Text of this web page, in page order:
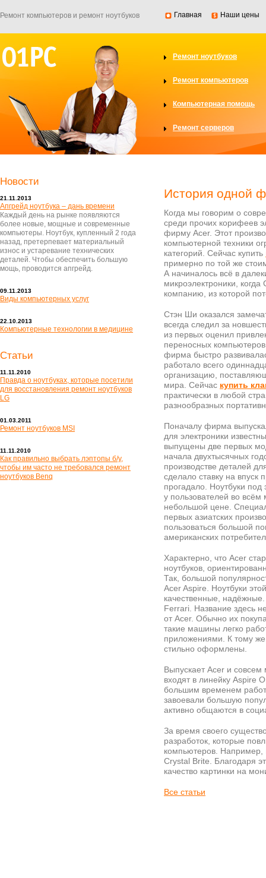
Ремонт компьютеров и ремонт ноутбуков Главная Наши цены
Ремонт ноутбуков
Ремонт компьютеров
Компьютерная помощь
Ремонт серверов
История одной
Когда мы говорим о
среди прочих корифеев
фирму Acer. Этот
компьютерной техники
категорий. Сейчас купить
примерно по той же
А начиналось всё в
микроэлектроники,
компанию, из которой
Стэн Ши оказался
всегда следил за
из первых оценил
переносных
фирма быстро
работало всего
организацию,
мира. Сейчас купить
практически в любой
разнообразных
Поначалу фирма
для электроники
выпущены две первых
начала двухтысячных
производстве деталей
сделало ставку на
прогадало. Ноутбуки под
у пользователей во всём
небольшой цене.
первых азиатских
пользоваться большой
американских
Характерно, что Acer
ноутбуков,
Так, большой
Acer Aspire. Ноутбуки
качественные,
Ferrari. Название здесь
от Acer. Обычно их
такие машины легко
приложениями. К тому
стильно оформлены.
Выпускает Acer и
входят в линейку Aspire
большим временем
завоевали большую
активно общаются в
За время своего
разработок, которые
компьютеров. Например,
Crystal Brite. Благодаря
качество картинки на
Все статьи
Новости
21.11.2013
Апгрейд ноутбука – дань времени
Каждый день на рынке появляются
более новые, мощные и современные
компьютеры. Ноутбук, купленный 2 года
назад, претерпевает материальный
износ и устаревание технических
деталей. Чтобы обеспечить большую
мощь, проводится апгрейд.
09.11.2013
Виды компьютерных услуг
22.10.2013
Компьютерные технологии в медицине
Статьи
11.11.2010
Правда о ноутбуках, которые посетили
для восстановления ремонт ноутбуков
LG
01.03.2011
Ремонт ноутбуков MSI
11.11.2010
Как правильно выбрать лэптопы б/у,
чтобы им часто не требовался ремонт
ноутбуков Benq